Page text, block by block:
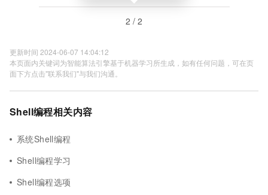
2 / 2
更新时间 2024-06-07 14:04:12
本页面内关键词为智能算法引擎基于机器学习所生成，如有任何问题，可在页
面下方点击"联系我们"与我们沟通。
Shell编程相关内容
系统Shell编程
Shell编程学习
Shell编程选项